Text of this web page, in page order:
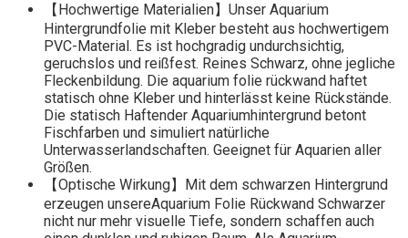
【Hochwertige Materialien】Unser Aquarium
Hintergrundfolie mit Kleber besteht aus hochwertigem
PVC-Material. Es ist hochgradig undurchsichtig,
geruchslos und reißfest. Reines Schwarz, ohne jegliche
Fleckenbildung. Die aquarium folie rückwand haftet
statisch ohne Kleber und hinterlässt keine Rückstände.
Die statisch Haftender Aquariumhintergrund betont
Fischfarben und simuliert natürliche
Unterwasserlandschaften. Geeignet für Aquarien aller
Größen.
【Optische Wirkung】Mit dem schwarzen Hintergrund
erzeugen unsereAquarium Folie Rückwand Schwarzer
nicht nur mehr visuelle Tiefe, sondern schaffen auch